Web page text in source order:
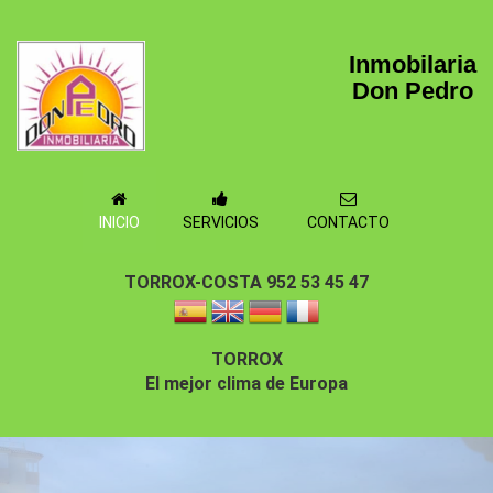
Inmobilaria
Don Pedro
INICIO SERVICIOS CONTACTO
TORROX-COSTA 952 53 45 47
TORROX
El mejor clima de Europa